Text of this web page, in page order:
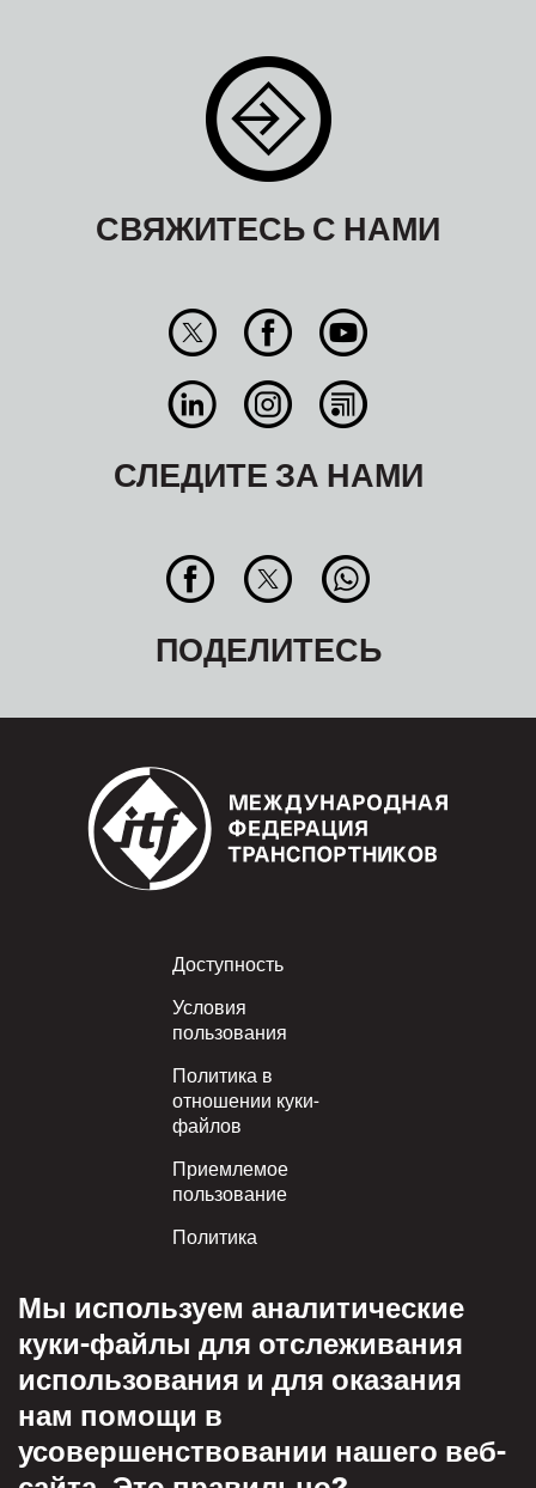
СВЯЖИТЕСЬ С НАМИ
СЛЕДИТЕ ЗА НАМИ
ПОДЕЛИТЕСЬ
Footer
Доступность
Условия
пользования
Политика в
отношении куки-
файлов
Приемлемое
пользование
Политика
Политика взаимного
уважения
Мы используем аналитические
куки-файлы для отслеживания
использования и для оказания
нам помощи в
усовершенствовании нашего веб-